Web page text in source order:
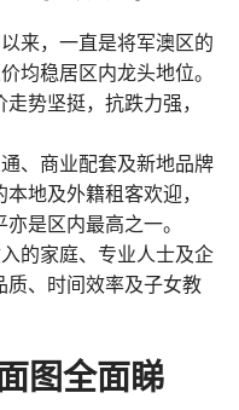
来，一直是将军澳区的
均稳居区内龙头地位。
势坚挺，抗跌力强，
、商业配套及新地品牌
地及外籍租客欢迎，
是区内最高之一。
的家庭、专业人士及企
质、时间效率及子女教
图全面睇